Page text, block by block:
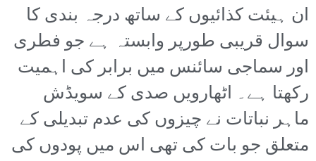
ان ہیئت کذائیوں کے ساتھ درجہ بندی کا
سوال قریبی طورپر وابستہ ہے جو فطری
اور سماجی سائنس میں برابر کی اہمیت
رکھتا ہے۔ اٹھارویں صدی کے سویڈش
ماہر نباتات نے چیزوں کی عدم تبدیلی کے
متعلق جو بات کی تھی اس میں پودوں کی